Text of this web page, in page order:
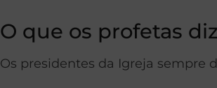
O que os profetas
Os presidentes da Igreja sempre